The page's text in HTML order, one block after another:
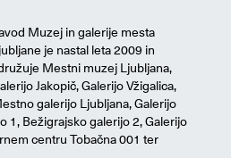
Muzej in galerije mesta
je nastal leta 2009 in
Mestni muzej Ljubljana,
Jakopič, Galerijo Vžigalica,
galerijo Ljubljana, Galerijo
1, Bežigrajsko galerijo 2, Galerijo
centru Tobačna 001 ter